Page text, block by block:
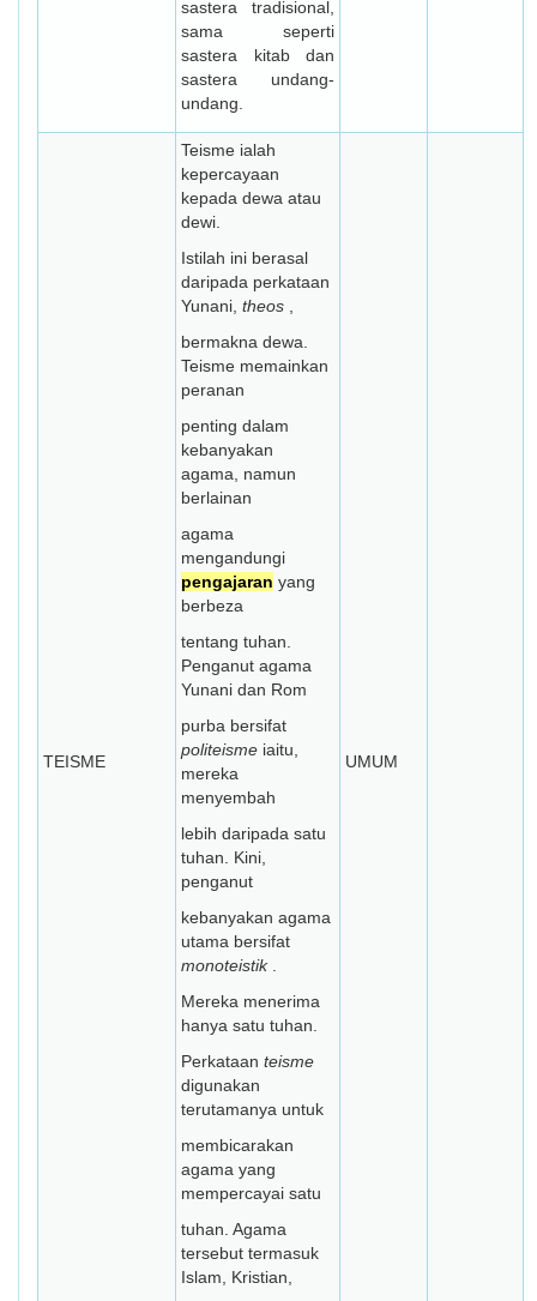
sastera tradisional,
sama seperti
sastera kitab dan
sastera undang-
undang.
TEISME
Teisme ialah
kepercayaan
kepada dewa atau
dewi.
Istilah ini berasal
daripada perkataan
Yunani, theos
bermakna dewa.
Teisme memainkan
peranan
penting dalam
kebanyakan
agama, namun
berlainan
agama
mengandungi
pengajaran yang
berbeza
tentang tuhan.
Penganut agama
Yunani dan Rom
purba bersifat
politeisme iaitu,
mereka
menyembah
lebih daripada satu
tuhan. Kini,
penganut
kebanyakan agama
utama bersifat
monoteistik
Mereka menerima
hanya satu tuhan.
Perkataan teisme
digunakan
terutamanya untuk
membicarakan
agama yang
mempercayai satu
tuhan. Agama
tersebut termasuk
Islam, Kristian,
UMUM